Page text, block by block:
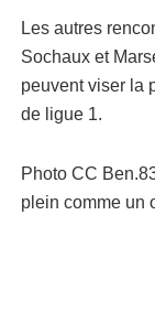
Les autres
Sochaux et
peuvent viser la
de ligue 1.
Photo CC
plein comme un